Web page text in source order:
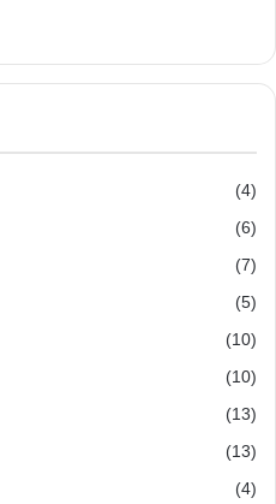
(4)
(6)
(7)
(5)
(10)
(10)
(13)
(13)
(4)